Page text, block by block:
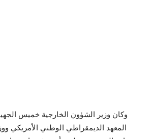
المعهد الديمقراطي الوطني الأمريكي